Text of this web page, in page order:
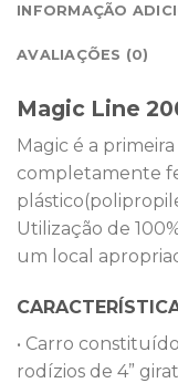
INFORMAÇÃO
AVALIAÇÕES (0)
Magic Line
Magic é a
completamente
Utilização de
um local
• Carro
rodízios de 4”